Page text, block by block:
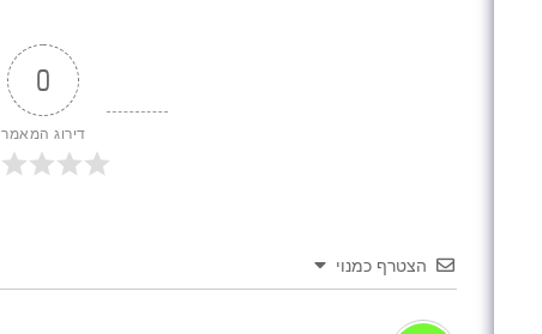
0
דירוג המאמר
הצטרף כמנוי